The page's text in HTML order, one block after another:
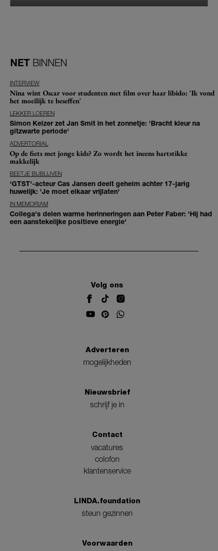
NET BINNEN
INTERVIEW
Nina wint Oscar voor studenten met film over haar libido: 'Ik vond
het moeilijk te beseffen'
LEKKER LOEREN
Simon Keizer zet Jan Smit in het zonnetje: 'Bracht kleur na
gitzwarte periode'
ADVERTORIAL
Op de fiets met jonge kids? Zo wordt het ineens hartstikke
makkelijk
BEETJE BIJBLIJVEN
'GTST'-acteur Cas Jansen deelt geheim achter 17-jarig
huwelijk: 'Je moet elkaar vrijlaten'
IN MEMORIAM
Collega's delen warme herinneringen aan Peter Faber: 'Hij had
een aanstekelijke positieve energie'
Volg ons
Adverteren
mogelijkheden
Nieuwsbrief
schrijf je in
Contact
vacatures
colofon
klantenservice
LINDA.foundation
steun gezinnen
Voorwaarden